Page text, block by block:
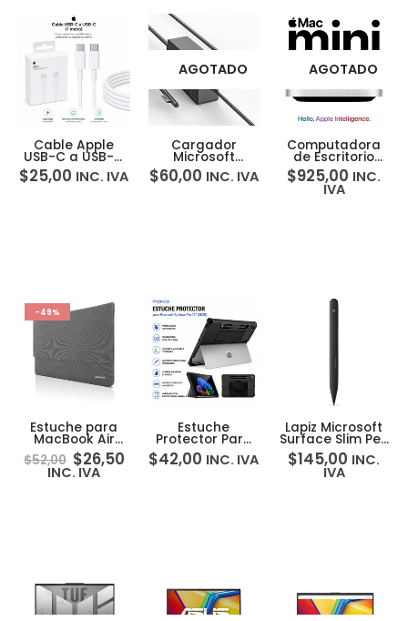
Cable Apple
USB-C a USB-C
60W 1 Metro
Carga Rápida
$25,00 INC. IVA
AGOTADO
Cargador
Microsoft
Surface 65W
para Surface
$60,00 INC. IVA
AGOTADO
Computadora
de Escritorio
Apple Mac Mini
M4 10‑core 16GB
256GB
$925,00 INC.
IVA
-49%
Estuche para
MacBook Air
Lenovo Ultra
Slim Sleeve
$52,00 $26,50
INC. IVA
Estuche
Protector Para
Microsoft
Surface Pro 12 –
$42,00 INC. IVA
Lapiz Microsoft
Surface Slim Pen
2
$145,00 INC.
IVA